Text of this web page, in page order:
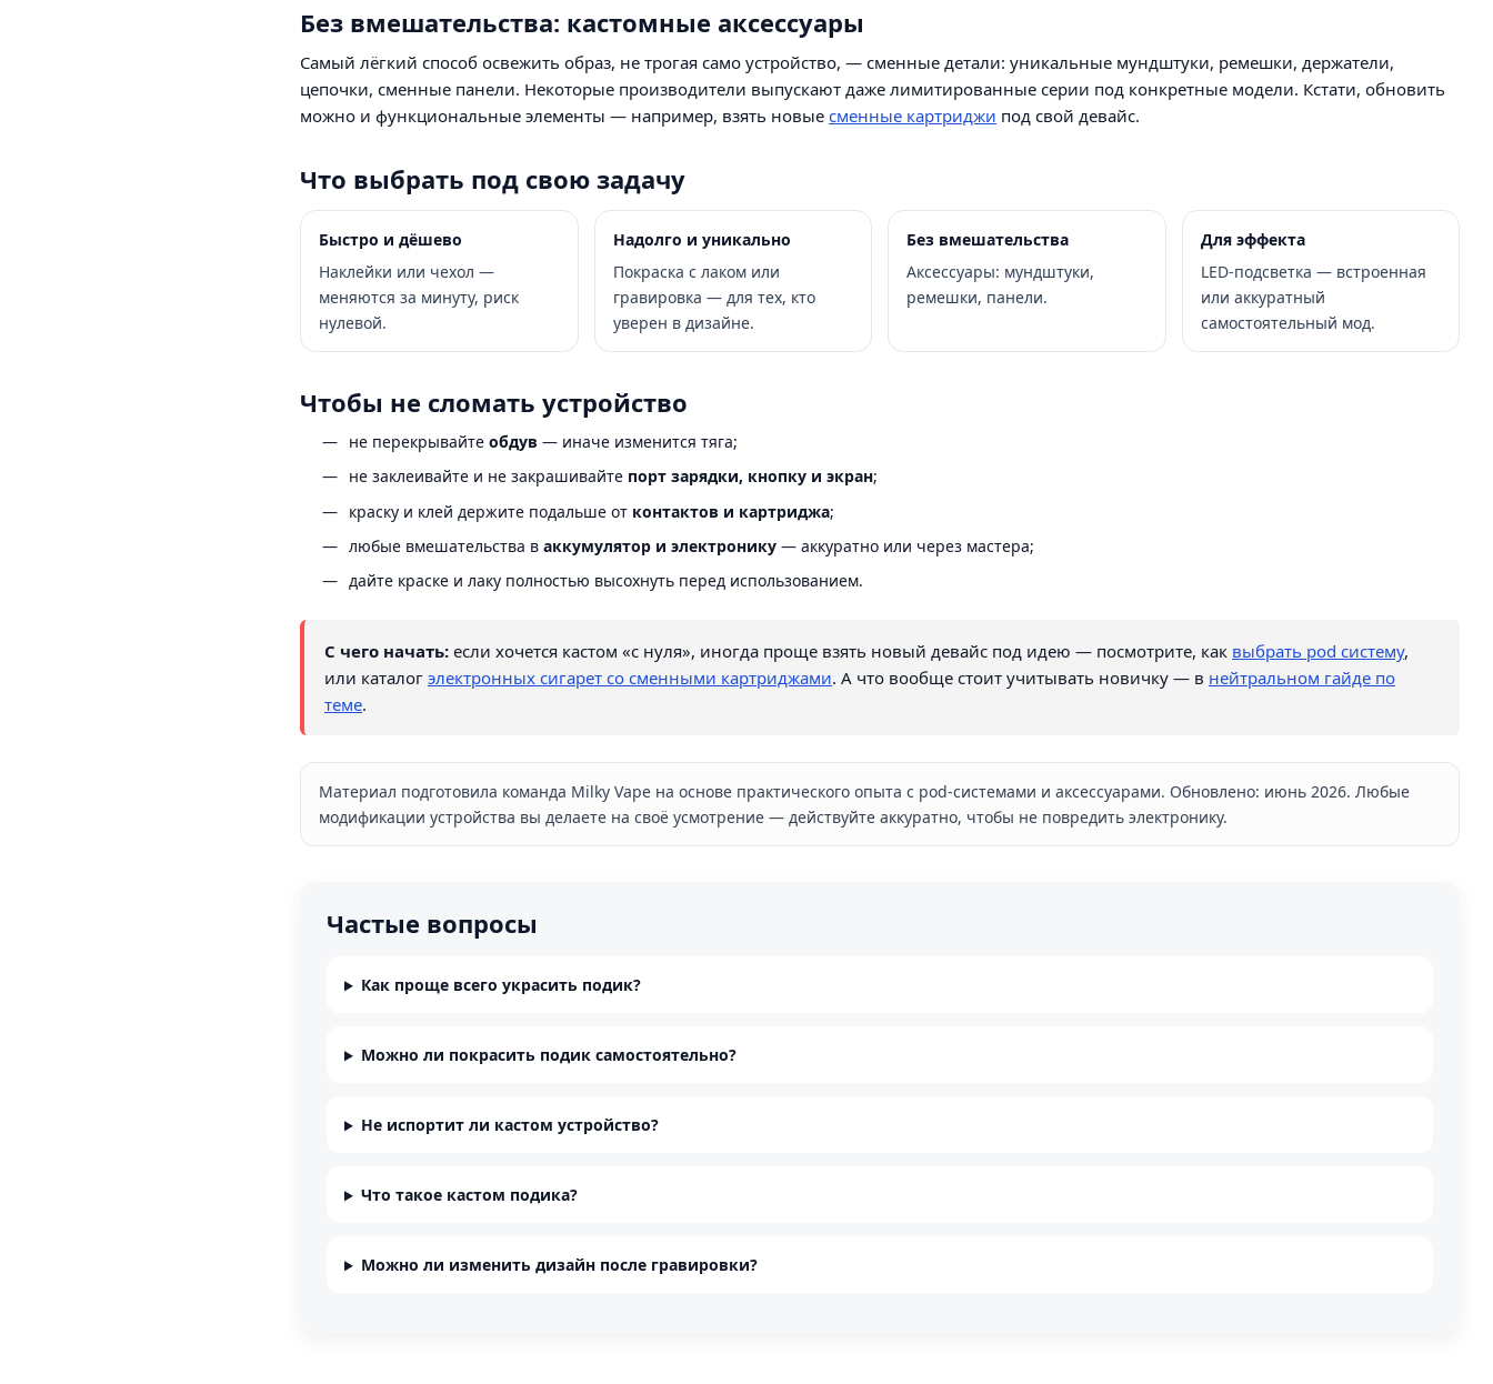
Без вмешательства: кастомные аксессуары
Самый лёгкий способ освежить образ, не трогая само устройство, — сменные детали: уникальные мундштуки, ремешки, держатели,
цепочки, сменные панели. Некоторые производители выпускают даже лимитированные серии под конкретные модели. Кстати, обновить
можно и функциональные элементы — например, взять новые сменные картриджи под свой девайс.
Что выбрать под свою задачу
Быстро и дёшево
Наклейки или чехол —
меняются за минуту, риск
нулевой.
Надолго и уникально
Покраска с лаком или
гравировка — для тех, кто
уверен в дизайне.
Без вмешательства
Аксессуары: мундштуки,
ремешки, панели.
Для эффекта
LED-подсветка — встроенная
или аккуратный
самостоятельный мод.
Чтобы не сломать устройство
не перекрывайте обдув — иначе изменится тяга;
не заклеивайте и не закрашивайте порт зарядки, кнопку и экран;
краску и клей держите подальше от контактов и картриджа;
любые вмешательства в аккумулятор и электронику — аккуратно или через мастера;
дайте краске и лаку полностью высохнуть перед использованием.
С чего начать: если хочется кастом «с нуля», иногда проще взять новый девайс под идею — посмотрите, как выбрать pod систему,
или каталог электронных сигарет со сменными картриджами. А что вообще стоит учитывать новичку — в нейтральном гайде по
теме.
Материал подготовила команда Milky Vape на основе практического опыта с pod-системами и аксессуарами. Обновлено: июнь 2026. Любые
модификации устройства вы делаете на своё усмотрение — действуйте аккуратно, чтобы не повредить электронику.
Частые вопросы
Как проще всего украсить подик?
Можно ли покрасить подик самостоятельно?
Не испортит ли кастом устройство?
Что такое кастом подика?
Можно ли изменить дизайн после гравировки?